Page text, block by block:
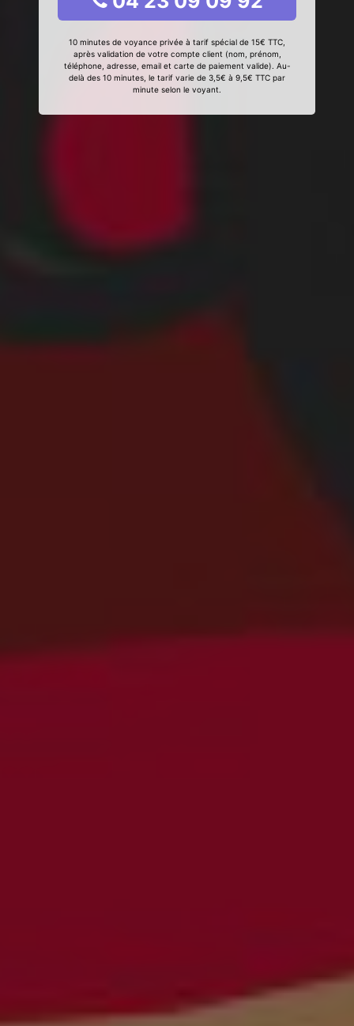
10 minutes de voyance privée à tarif spécial de 15€ TTC,
après validation de votre compte client (nom, prénom,
téléphone, adresse, email et carte de paiement valide). Au-
delà des 10 minutes, le tarif varie de 3,5€ à 9,5€ TTC par
minute selon le voyant.